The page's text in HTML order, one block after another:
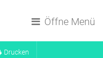
Öffne Menü
Drucken